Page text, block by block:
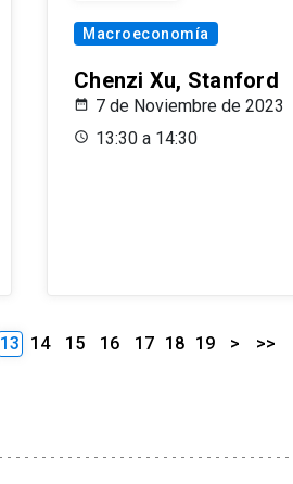
Macroeconomía
Chenzi Xu, Stanford
7 de Noviembre de 2023
13:30 a 14:30
13 14 15 16 17 18 19 > >>